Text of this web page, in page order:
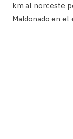
km al noroeste
Maldonado en el